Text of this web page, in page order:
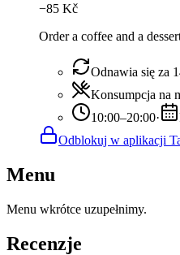
−85 Kč
Order a coffee and a
Odnawia się za
Konsumpcja na
10:00–20:00·
Odblokuj w aplikacji
Menu
Menu wkrótce uzupełnimy.
Recenzje